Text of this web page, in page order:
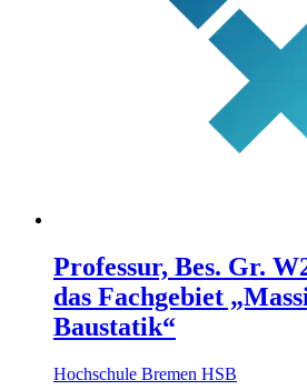
Professur, Bes. Gr.
das Fachgebiet
Baustatik“
Hochschule Bremen HSB